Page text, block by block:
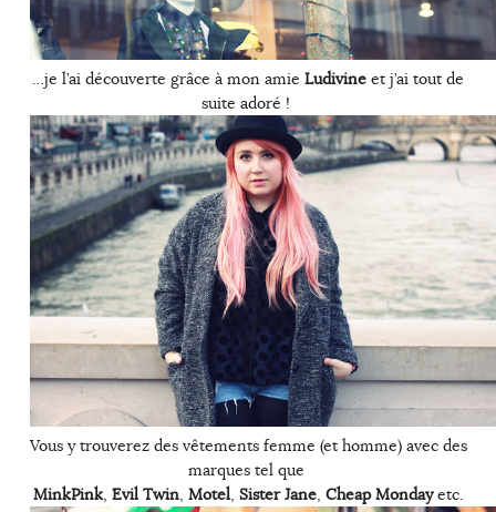
…je l’ai découverte grâce à mon amie Ludivine et j’ai tout de
suite adoré !
Vous y trouverez des vêtements femme (et homme) avec des
marques tel que
MinkPink, Evil Twin, Motel, Sister Jane, Cheap Mondayetc.